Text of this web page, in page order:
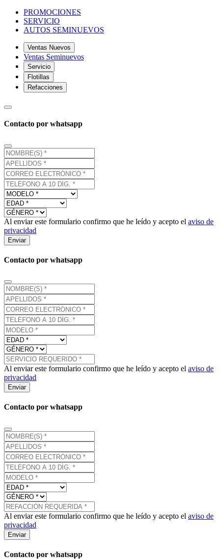
PROMOCIONES
SERVICIO
AUTOS SEMINUEVOS
Ventas Nuevos
Ventas Seminuevos
Servicio
Flotillas
Refacciones
Contacto por whatsapp
Al enviar este formulario confirmo que he leído y acepto el aviso de
privacidad
Enviar
Contacto por whatsapp
Al enviar este formulario confirmo que he leído y acepto el aviso de
privacidad
Enviar
Contacto por whatsapp
Al enviar este formulario confirmo que he leído y acepto el aviso de
privacidad
Enviar
Contacto por whatsapp